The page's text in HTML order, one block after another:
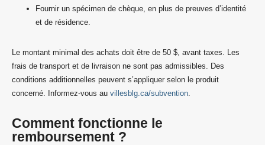
Fournir un spécimen de chèque, en plus de preuves d’identité
et de résidence.
Le montant minimal des achats doit être de 50 $, avant taxes. Les
frais de transport et de livraison ne sont pas admissibles. Des
conditions additionnelles peuvent s’appliquer selon le produit
concerné. Informez-vous au villesblg.ca/subvention
Comment fonctionne le
remboursement ?